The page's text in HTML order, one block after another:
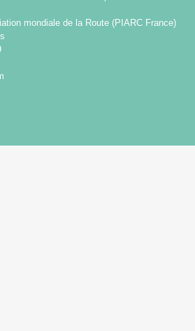
mondiale de la Route (PIARC France)